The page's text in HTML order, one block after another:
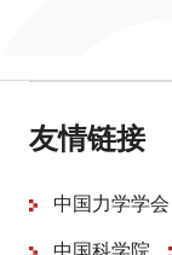
友情链接
中国力学学会